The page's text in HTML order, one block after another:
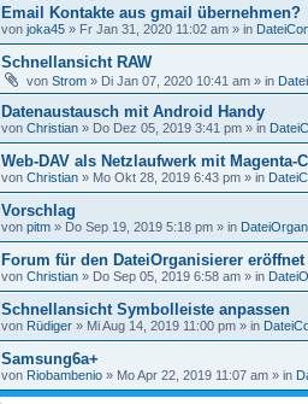
Email Kontakte aus gmail übernehmen?
von joka45 » Fr Jan 31, 2020 11:02 am » in
Schnellansicht RAW
von Strom » Di Jan 07, 2020 10:41 am » in
Datenaustausch mit Android Handy
von Christian » Do Dez 05, 2019 3:41 pm » in
Web-DAV als Netzlaufwerk mit Magenta-
von Christian » Mo Okt 28, 2019 6:43 pm » in
Vorschlag
von pitm » Do Sep 19, 2019 5:18 pm » in
Forum für den DateiOrganisierer eröffnet
von Christian » Do Sep 05, 2019 6:58 am » in
Schnellansicht Symbolleiste anpassen
von Rüdiger » Mi Aug 14, 2019 11:00 pm » in
Samsung6a+
von Riobambenio » Mo Apr 22, 2019 11:07 am » in